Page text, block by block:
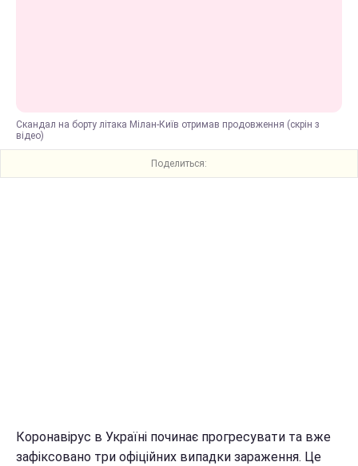
Скандал на борту літака Мілан-Київ отримав продовження (скрін з
відео)
Поделиться:
Коронавірус в Україні починає прогресувати та вже
зафіксовано три офіційних випадки зараження. Це